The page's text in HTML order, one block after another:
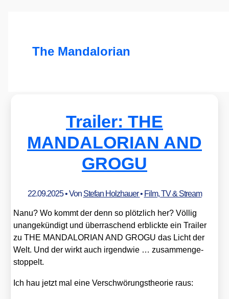
The Mandalorian
Trailer: THE
MANDALORIAN AND
GROGU
22.09.2025• Von Stefan Holzhauer• Film, TV & Stream
Nanu? Wo kommt der denn so plötz­lich her? Völ­lig
unan­ge­kün­digt und über­ra­schend erblick­te ein Trai­ler
zu THE MANDALORIAN AND GROGU das Licht der
Welt. Und der wirkt auch irgend­wie … zusam­men­ge­
stop­pelt.
Ich hau jetzt mal eine Ver­schwö­rungs­theo­rie raus: